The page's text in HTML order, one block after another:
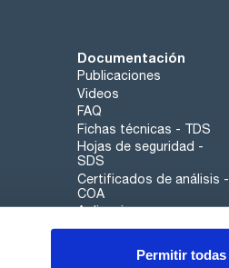
Permitir todas
Documentación
Publicaciones
Videos
FAQ
Fichas técnicas - TDS
Hojas de seguridad -
SDS
Certificados de análisis -
COA
Aplicaciones
Tabla Periódica